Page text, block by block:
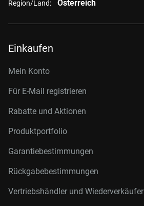
Region/Land: Österreich
Einkaufen
Mein Konto
Für E-Mail registrieren
Rabatte und Aktionen
Produktportfolio
Garantiebestimmungen
Rückgabebestimmungen
Vertriebshändler und Wiederverkäufer